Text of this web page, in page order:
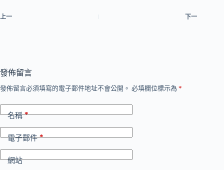
上一 下一
發佈留言
發佈留言必須填寫的電子郵件地址不會公開。 必填欄位標示為 *
名稱*
電子郵件*
網站